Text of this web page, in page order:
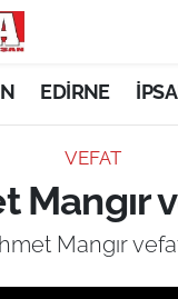
EDİRNE
VEFAT
Mangır
Mangır